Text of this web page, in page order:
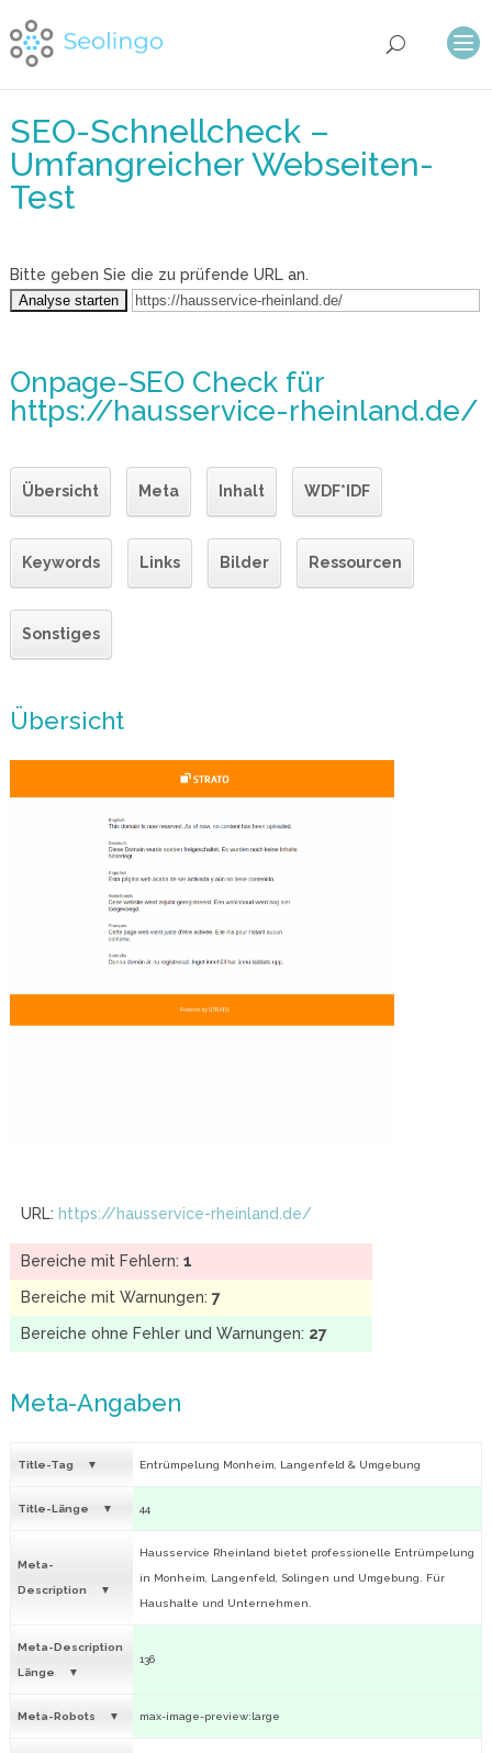
SEO-Schnellcheck –
Umfangreicher Webseiten-
Test
Bitte geben Sie die zu prüfende URL an.
Onpage-SEO Checkfür
https://hausservice-rheinland.de/
Übersicht Meta Inhalt WDF*IDF
Keywords Links Bilder Ressourcen
Sonstiges
Übersicht
URL: https://hausservice-rheinland.de/
Bereiche mit Fehlern: 1
Bereiche mit Warnungen: 7
Bereiche ohne Fehler und Warnungen: 27
Meta-Angaben
Title-Tag Entrümpelung Monheim, Langenfeld & Umgebung
Title-Länge 44
Meta-
Description
Hausservice Rheinland bietet professionelle Entrümpelung
in Monheim, Langenfeld, Solingen und Umgebung. Für
Haushalte und Unternehmen.
Meta-Description
Länge
136
Meta-Robots max-image-preview:large